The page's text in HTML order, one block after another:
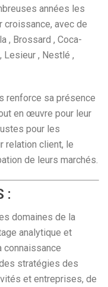
années les
croissance, avec de
, Brossard , Coca-
Lesieur , Nestlé ,
renforce sa présence
en œuvre pour leur
pour les
relation client, le
de leurs marchés.
:
domaines de la
analytique et
connaissance
stratégies des
et entreprises, de